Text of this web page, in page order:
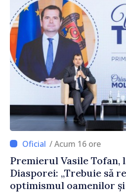
/ Acum 16 ore
Premierul Vasile Tofan,
Diasporei: „Trebuie să
optimismul oamenilor